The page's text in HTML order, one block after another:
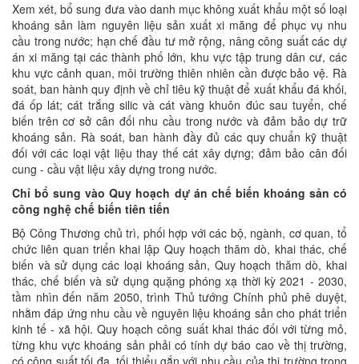
Xem xét, bổ sung đưa vào danh mục không xuất khẩu một số loại
khoáng sản làm nguyên liệu sản xuất xi măng để phục vụ nhu
cầu trong nước; hạn chế đầu tư mở rộng, nâng công suất các dự
án xi măng tại các thành phố lớn, khu vực tập trung dân cư, các
khu vực cảnh quan, môi trường thiên nhiên cần được bảo vệ. Rà
soát, ban hành quy định về chỉ tiêu kỹ thuật để xuất khẩu đá khối,
đá ốp lát; cát trắng silic và cát vàng khuôn đúc sau tuyển, chế
biến trên cơ sở cân đối nhu cầu trong nước và đảm bảo dự trữ
khoáng sản. Rà soát, ban hành đầy đủ các quy chuẩn kỹ thuật
đối với các loại vật liệu thay thế cát xây dựng; đảm bảo cân đối
cung - cầu vật liệu xây dựng trong nước.
Chỉ bổ sung vào Quy hoạch dự án chế biến khoáng sản có
công nghệ chế biến tiên tiến
Bộ Công Thương chủ trì, phối hợp với các bộ, ngành, cơ quan, tổ
chức liên quan triển khai lập Quy hoạch thăm dò, khai thác, chế
biến và sử dụng các loại khoáng sản, Quy hoạch thăm dò, khai
thác, chế biến và sử dụng quặng phóng xạ thời kỳ 2021 - 2030,
tầm nhìn đến năm 2050, trình Thủ tướng Chính phủ phê duyệt,
nhằm đáp ứng nhu cầu về nguyên liệu khoáng sản cho phát triển
kinh tế - xã hội. Quy hoạch công suất khai thác đối với từng mỏ,
từng khu vực khoáng sản phải có tính dự báo cao về thị trường,
có công suất tối đa, tối thiểu gắn với nhu cầu của thị trường trong